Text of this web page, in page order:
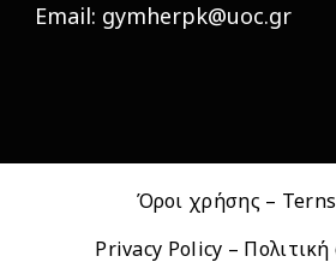
Email: gymherpk@uoc.gr
Όροι χρήσης –
Privacy Policy –